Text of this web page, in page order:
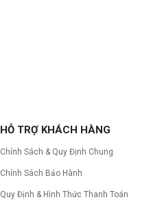
HỖ TRỢ KHÁCH HÀNG
Chính Sách & Quy Định Chung
Chính Sách Bảo Hành
Quy Định & Hình Thức Thanh Toán